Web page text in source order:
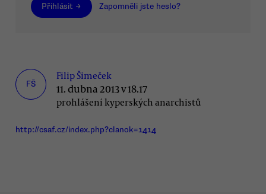
Přihlásit → Zapomněli jste heslo?
FŠ
Filip Šimeček
11. dubna 2013 v 18.17
prohlášení kyperských anarchistů
http://csaf.cz/index.php?clanok=1414